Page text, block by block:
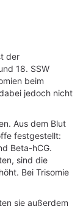
der
18. SSW
beim
jedoch nicht
Aus dem Blut
festgestellt:
Beta-hCG.
sind die
Bei Trisomie
sie außerdem